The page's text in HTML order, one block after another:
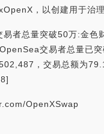
，以创建用于治
者总量突破50万:金色
交易者总量已
，交易总额为
OpenXSwap